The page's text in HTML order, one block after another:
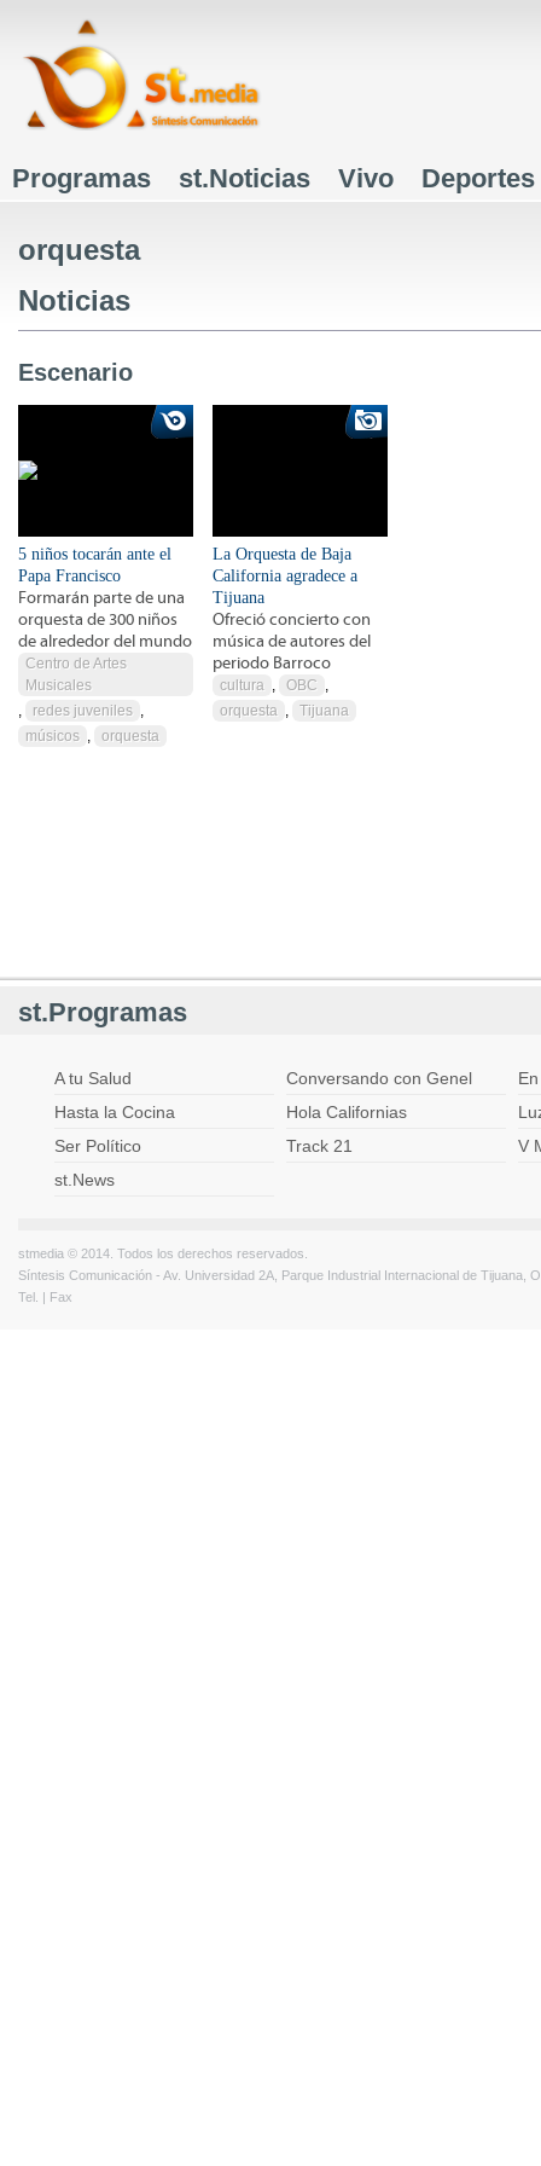
Menú principal
Programas st.Noticias Vivo Deportes
orquesta
Noticias
Escenario
5 niños tocarán ante el
Papa Francisco
Formarán parte de una
orquesta de 300 niños
de alrededor del mundo
Centro de Artes
Musicales
,
redes juveniles ,
músicos , orquesta
La Orquesta de Baja
California agradece a
Tijuana
Ofreció concierto con
música de autores del
periodo Barroco
cultura , OBC ,
orquesta , Tijuana
st.Programas
A tu Salud Conversando con Genel
Hasta la Cocina
Hola Californias
Ser Político
Track 21
V
st.News
stmedia © 2014. Todos los derechos reservados.
Síntesis Comunicación - Av. Universidad 2A, Parque Industrial Internacional de Tijuana,
Tel. | Fax